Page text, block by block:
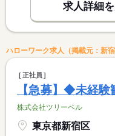
求人詳細
ハローワーク求人（掲載元：新宿
正社員
【急募】◆未経
株式会社ツリーベル
東京都新宿区